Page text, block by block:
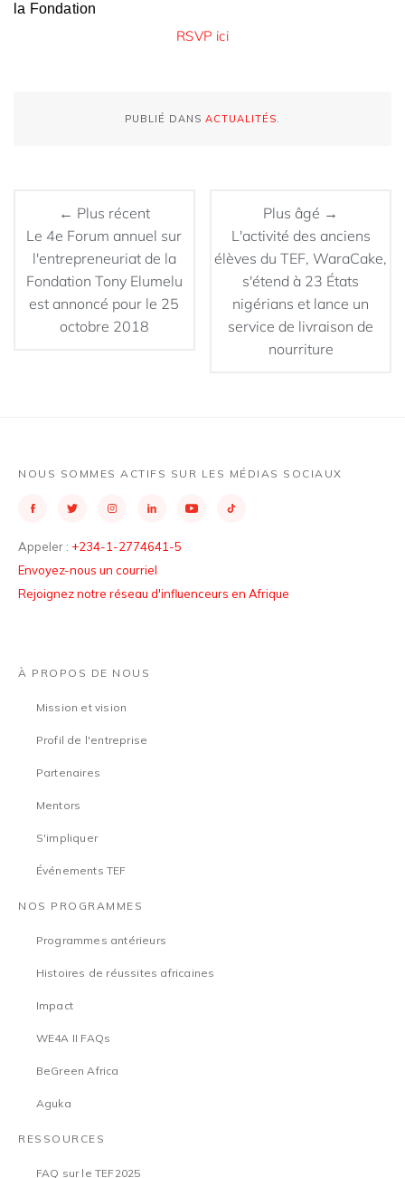
la Fondation
RSVP ici
PUBLIÉ DANS ACTUALITÉS.
← Plus récent
Le 4e Forum annuel sur
l'entrepreneuriat de la
Fondation Tony Elumelu
est annoncé pour le 25
octobre 2018
Plus âgé →
L'activité des anciens
élèves du TEF, WaraCake,
s'étend à 23 États
nigérians et lance un
service de livraison de
nourriture
NOUS SOMMES ACTIFS SUR LES MÉDIAS SOCIAUX
Appeler : +234-1-2774641-5
Envoyez-nous un courriel
Rejoignez notre réseau d'influenceurs en Afrique
À PROPOS DE NOUS
Mission et vision
Profil de l'entreprise
Partenaires
Mentors
S'impliquer
Événements TEF
NOS PROGRAMMES
Programmes antérieurs
Histoires de réussites africaines
Impact
WE4A II FAQs
BeGreen Africa
Aguka
RESSOURCES
FAQ sur le TEF2025